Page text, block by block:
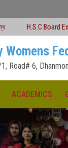
Exam Seat Plan (
Womens
Road# 6,
ACADEMICS